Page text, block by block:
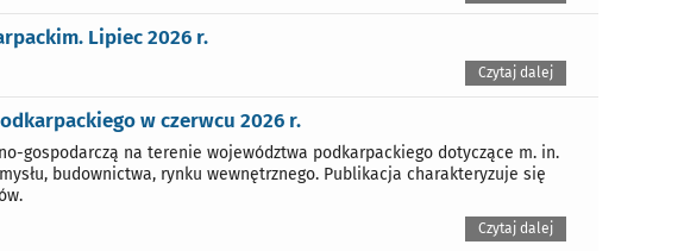
Lipiec 2026 r.
Czytaj dalej
w czerwcu 2026 r.
gospodarczą na terenie województwa podkarpackiego dotyczące m. in.
budownictwa, rynku wewnętrznego. Publikacja charakteryzuje się
Czytaj dalej